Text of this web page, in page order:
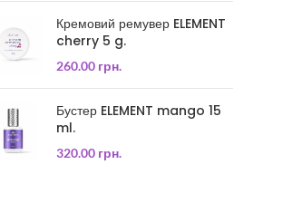
Кремовий ремувер ELEMENT
cherry 5 g.
260.00 грн.
Бустер ELEMENT mango 15
ml.
320.00 грн.